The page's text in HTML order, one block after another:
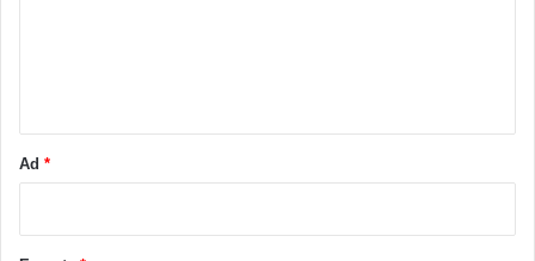
Ad *